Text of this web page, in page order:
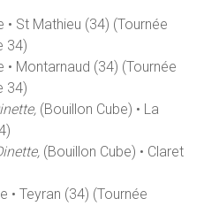
• St Mathieu (34) (Tournée
34)
• Montarnaud (34) (Tournée
34)
(Bouillon Cube) • La
(Bouillon Cube) • Claret
• Teyran (34) (Tournée